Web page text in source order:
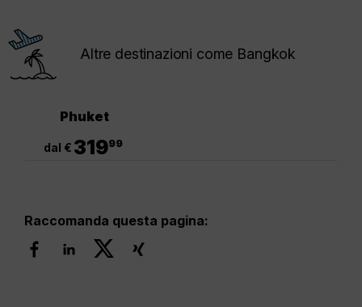
Altre destinazioni come Bangkok
Phuket
dal € 31999
Raccomanda questa pagina: